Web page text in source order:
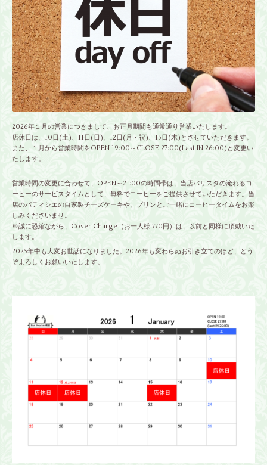
2026年１月の営業につきまして、お正月期間も通常通り営業いたします。
店休日は、10日(土)、11日(日)、12日(月・祝)、15日(木)とさせていただきます。
また、１月から営業時間をOPEN 19:00～CLOSE 27:00(Last IN 26:00)と変更い
たします。
営業時間の変更に合わせて、OPEN～21:00の時間帯は、当店バリスタの淹れるコ
ーヒーのサービスタイムとして、無料でコーヒーをご提供させていただきます。当
店のパティシエの自家製チーズケーキや、プリンとご一緒にコーヒータイムをお楽
しみくださいませ。
※誠に恐縮ながら、Cover Charge（お一人様 770円）は、以前と同様に頂戴いた
します。
2025年中も大変お世話になりました。2026年も変わらぬお引き立てのほど、どう
ぞよろしくお願いいたします。